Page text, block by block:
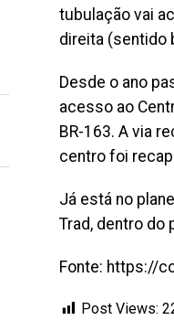
tubulação vai
direita (sentido
Desde o ano
acesso ao
BR-163. A via
centro foi
Já está no
Trad, dentro do
Fonte: https://
Post Views: